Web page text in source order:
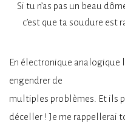
Si tu n’as pas un beau
c’est que ta soudure est
En électronique analogique
engendrer de
multiples problèmes. Et ils
déceller ! Je me rappellerai